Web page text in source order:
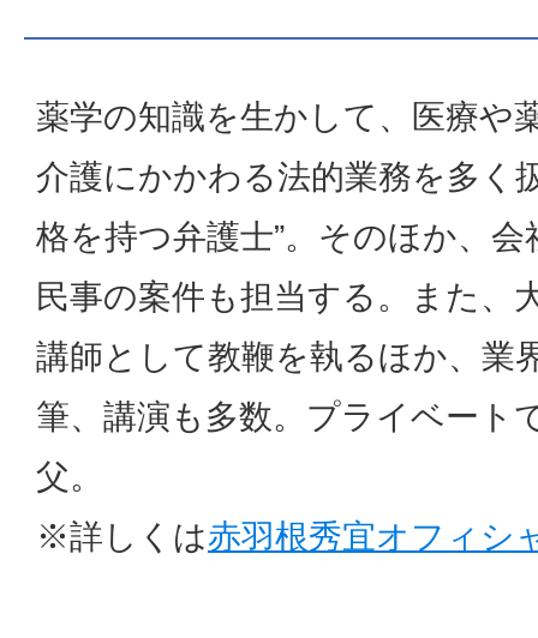
薬学の知識を生かして、医療や
介護にかかわる法的業務を多く
格を持つ弁護士”。そのほか、会
民事の案件も担当する。また、
講師として教鞭を執るほか、業
筆、講演も多数。プライベート
父。
※詳しくは赤羽根秀宜オフィシ